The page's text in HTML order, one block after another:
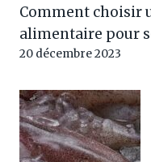
Comment choisir
alimentaire pour
20 décembre 2023